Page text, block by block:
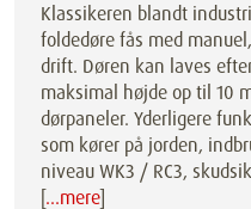
Klassikeren blandt
foldedøre fås med
drift. Døren kan laves
maksimal højde op til 10
dørpaneler. Yderligere
som kører på jorden,
niveau WK3 / RC3,
[…mere]